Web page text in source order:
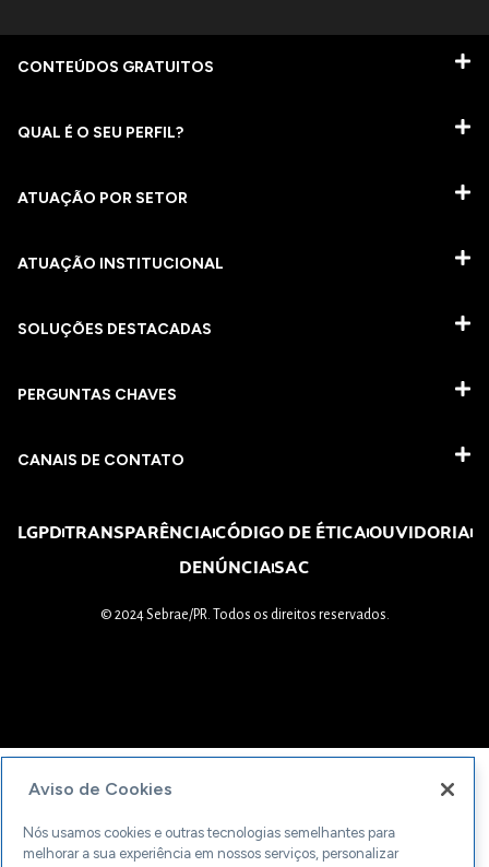
CONTEÚDOS GRATUITOS
QUAL É O SEU PERFIL?
ATUAÇÃO POR SETOR
ATUAÇÃO INSTITUCIONAL
SOLUÇÕES DESTACADAS
PERGUNTAS CHAVES​
CANAIS DE CONTATO
LGPDTRANSPARÊNCIACÓDIGO DE ÉTICAOUVIDORIA
DENÚNCIASAC
© 2024 Sebrae/PR. Todos os direitos reservados.
Aviso de Cookies
Nós usamos cookies e outras tecnologias semelhantes para
melhorar a sua experiência em nossos serviços, personalizar